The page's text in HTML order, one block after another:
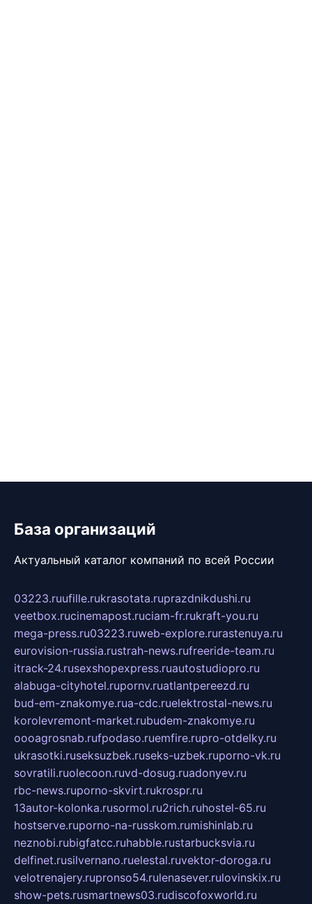
База организаций
Актуальный каталог компаний по всей России
03223.ruufille.rukrasotata.ruprazdnikdushi.ru
veetbox.rucinemapost.ruciam-fr.rukraft-you.ru
mega-press.ru03223.ruweb-explore.rurastenuya.ru
eurovision-russia.rustrah-news.rufreeride-team.ru
itrack-24.rusexshopexpress.ruautostudiopro.ru
alabuga-cityhotel.rupornv.ruatlantpereezd.ru
bud-em-znakomye.rua-cdc.ruelektrostal-news.ru
korolevremont-market.rubudem-znakomye.ru
oooagrosnab.rufpodaso.ruemfire.rupro-otdelky.ru
ukrasotki.ruseksuzbek.ruseks-uzbek.ruporno-vk.ru
sovratili.ruolecoon.ruvd-dosug.ruadonyev.ru
rbc-news.ruporno-skvirt.rukrospr.ru
13autor-kolonka.rusormol.ru2rich.ruhostel-65.ru
hostserve.ruporno-na-russkom.rumishinlab.ru
neznobi.rubigfatcc.ruhabble.rustarbucksvia.ru
delfinet.rusilvernano.ruelestal.ruvektor-doroga.ru
velotrenajery.rupronso54.rulenasever.rulovinskix.ru
show-pets.rusmartnews03.rudiscofoxworld.ru